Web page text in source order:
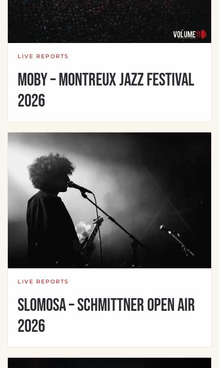
LIVE REPORTS
Moby – Montreux Jazz Festival
2026
LIVE REPORTS
SLOMOSA – Schmittner Open Air
2026